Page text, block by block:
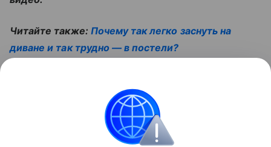
Читайте также: Почему так легко заснуть на
диване и так трудно — в постели?